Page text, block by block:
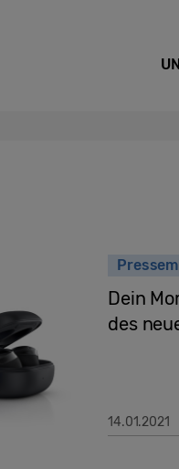
Dein
des
14.01.2021